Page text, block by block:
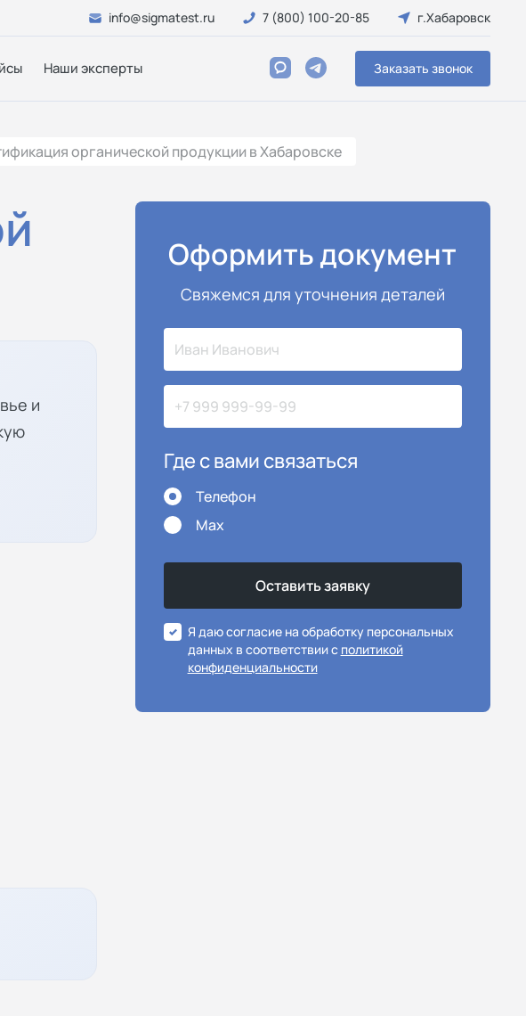
info@sigmatest.ru 7 (800) 100-20-85 г.Хабаровск
Наши эксперты Заказать звонок
органической продукции в Хабаровске
и
Оформить документ
Свяжемся для уточнения деталей
Где с вами связаться
Телефон
Max
Я даю согласие на обработку персональных
данных в соответствии с политикой
конфиденциальности